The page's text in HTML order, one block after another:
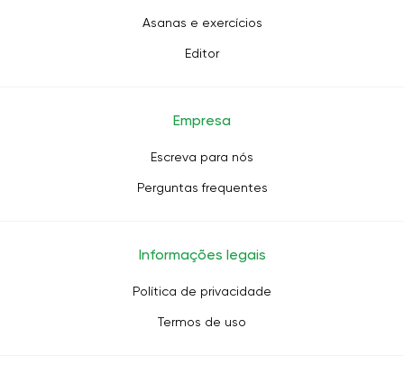
Asanas e exercícios
Editor
Empresa
Escreva para nós
Perguntas frequentes
Informações legais
Política de privacidade
Termos de uso